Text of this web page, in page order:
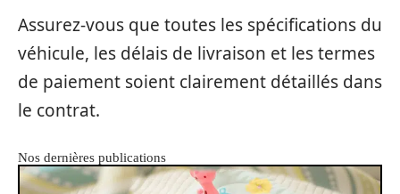
Assurez-vous que toutes les spécifications du
véhicule, les délais de livraison et les termes
de paiement soient clairement détaillés dans
le contrat.
Nos dernières publications